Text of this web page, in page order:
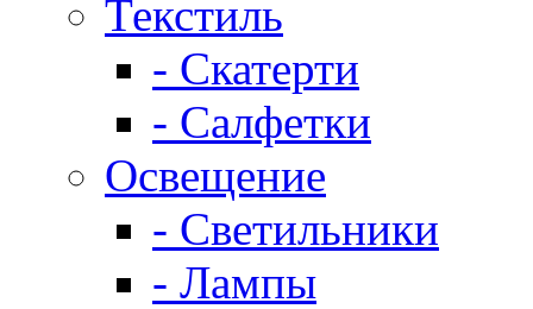
Текстиль
- Скатерти
- Салфетки
Освещение
- Светильники
- Лампы